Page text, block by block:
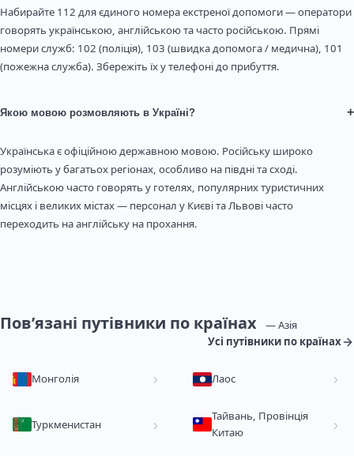
Набирайте 112 для єдиного номера екстреної допомоги — оператори
говорять українською, англійською та часто російською. Прямі
номери служб: 102 (поліція), 103 (швидка допомога / медична), 101
(пожежна служба). Збережіть їх у телефоні до прибуття.
Якою мовою розмовляють в Україні? +
Українська є офіційною державною мовою. Російську широко
розуміють у багатьох регіонах, особливо на півдні та сході.
Англійською часто говорять у готелях, популярних туристичних
місцях і великих містах — персонал у Києві та Львові часто
переходить на англійську на прохання.
Пов’язані путівники по країнах
— Азія
Усі путівники по країнах
Монголія Лаос
Туркменистан
Тайвань, Провінція
Китаю